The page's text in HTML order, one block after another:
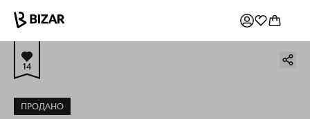
14
ПРОДАНО